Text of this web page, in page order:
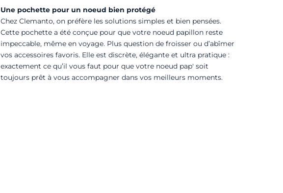
Une pochette pour un noeud bien protégé
Chez Clemanto, on préfère les solutions simples et bien pensées.
Cette pochette a été conçue pour que votre noeud papillon reste
impeccable, même en voyage. Plus question de froisser ou d’abîmer
vos accessoires favoris. Elle est discrète, élégante et ultra pratique :
exactement ce qu’il vous faut pour que votre noeud pap' soit
toujours prêt à vous accompagner dans vos meilleurs moments.